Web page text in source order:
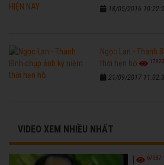
18/05/2016
Ngọc Lan - Thanh
thời hẹn hò
17822
21/09/2017
VIDEO XEM NHIỀU NHẤT
[ 67087